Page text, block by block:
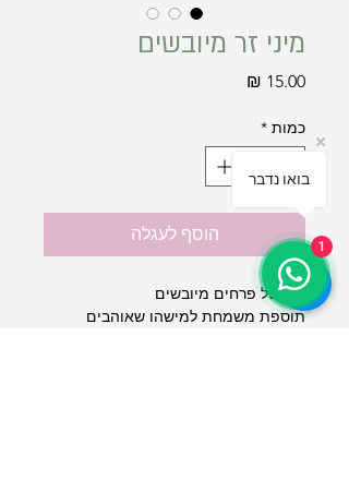
מיני זר מיובשים
כמות *
הוסף לעגלה
זרון של פרחים מיובשים
תוספת משמחת למישהו שאוהבים
בואו נדבר
1